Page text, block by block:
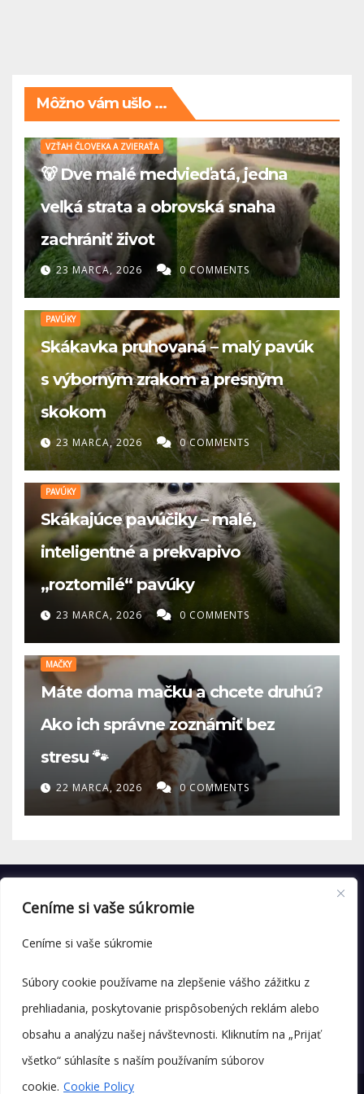
Ceníme si vaše súkromie
Ceníme si vaše súkromie
Súbory cookie používame na zlepšenie vášho zážitku z
prehliadania, poskytovanie prispôsobených reklám alebo
obsahu a analýzu našej návštevnosti. Kliknutím na „Prijať
všetko“ súhlasíte s naším používaním súborov
cookie. Cookie Policy
Môžno vám ušlo ...
VZŤAH ČLOVEKA A ZVIERAŤA
🐻 Dve malé medvieďatá, jedna
veľká strata a obrovská snaha
zachrániť život
23 MARCA, 2026 0 COMMENTS
PAVÚKY
Skákavka pruhovaná – malý pavúk
s výborným zrakom a presným
skokom
23 MARCA, 2026 0 COMMENTS
PAVÚKY
Skákajúce pavúčiky – malé,
inteligentné a prekvapivo
„roztomilé“ pavúky
23 MARCA, 2026 0 COMMENTS
MAČKY
Máte doma mačku a chcete druhú?
Ako ich správne zoznámiť bez
stresu 🐾
22 MARCA, 2026 0 COMMENTS